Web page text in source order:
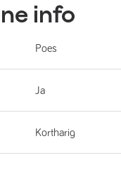
info
Poes
Ja
Kortharig